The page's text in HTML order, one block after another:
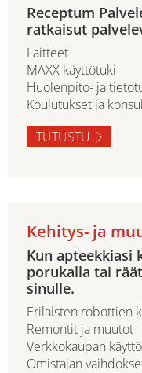
Receptum
ratkaisut
Laitteet
MAXX käyttötuki
Huolenpito- ja
Koulutukset ja
TUTUSTU
Kehitys- ja
Kun apteekkiasi
porukalla tai
sinulle.
Erilaisten robottien
Remontit ja muutot
Verkkokaupan
Omistajan